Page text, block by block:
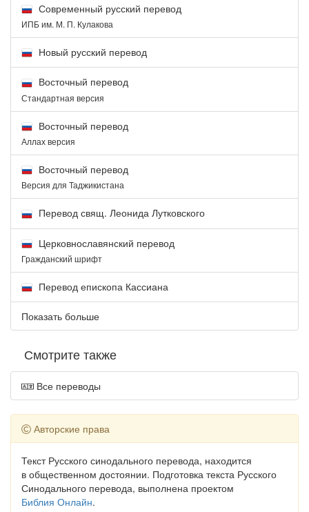
Современный русский перевод
ИПБ им. М. П. Кулакова
Новый русский перевод
Восточный перевод
Стандартная версия
Восточный перевод
Аллах версия
Восточный перевод
Версия для Таджикистана
Перевод свящ. Леонида Лутковского
Церковнославянский перевод
Гражданский шрифт
Перевод епископа Кассиана
Показать больше
Смотрите также
Все переводы
Авторские права
Текст Русского синодального перевода, находится
в общественном достоянии. Подготовка текста Русского
Синодального перевода, выполнена проектом
Библия Онлайн.